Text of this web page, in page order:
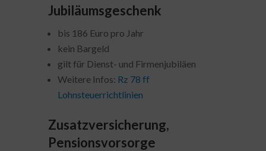
Jubiläumsgeschenk
bis 186 Euro pro Jahr
kein Bargeld
gilt für Dienst- und Firmenjubiläen
Weitere Infos: Rz 78 ff
Lohnsteuerrichtlinien
Zusatzversicherung,
Pensionsvorsorge